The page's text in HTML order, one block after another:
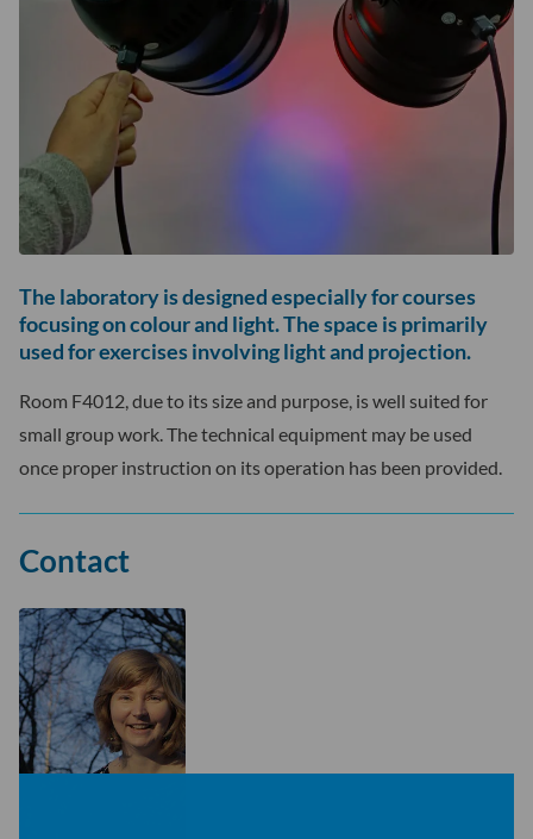
The laboratory is designed especially for courses
focusing on colour and light.The space is primarily
used for exercises involving light and projection.
Room F4012, due to its size and purpose, is well suited for
small group work. The technical equipment may be used
once proper instruction on its operation has been provided.
Contact